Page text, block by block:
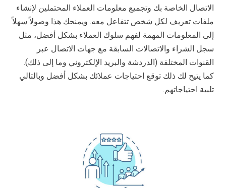
الاتصال الخاصة بك وتجميع معلومات العملاء المحتملين لإنشاء
ملفات تعريف لكل شخص تتفاعل معه. ويمنحك هذا وصولاً سهلاً
إلى المعلومات المهمة لفهم سلوك العملاء بشكل أفضل، مثل
سجل الشراء والاتصالات السابقة مع جهات الاتصال عبر
القنوات المختلفة (الدردشة والبريد الإلكتروني وما إلى ذلك).
كما يتيح لك ذلك توقع احتياجات عملائك بشكل أفضل وبالتالي
تلبية احتياجاتهم.